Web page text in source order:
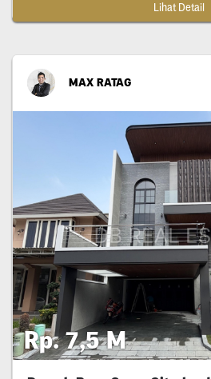
Lihat Detail
MAX RATAG
Rp. 7,5 M